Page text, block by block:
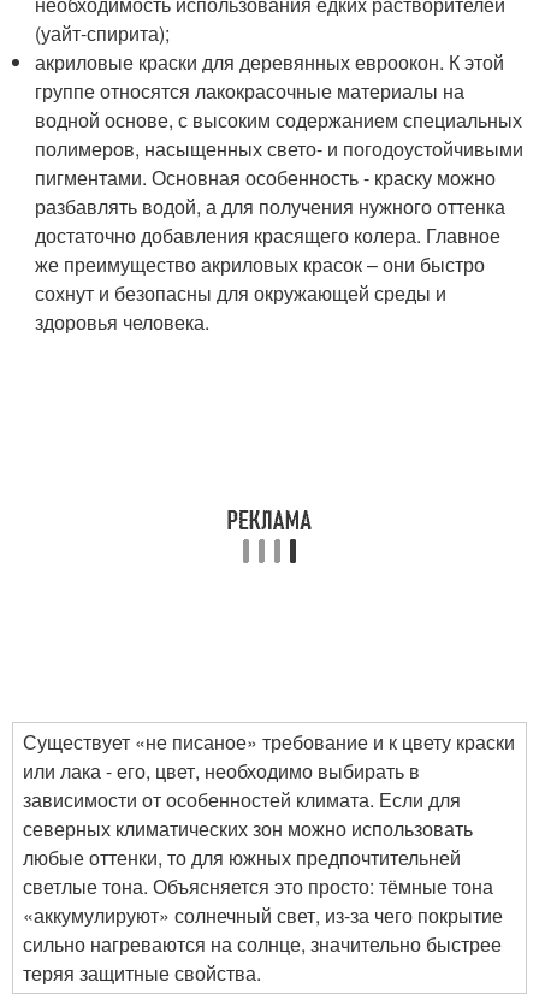
(уайт-спирита);
акриловые краски для деревянных евроокон. К этой
группе относятся лакокрасочные материалы на
водной основе, с высоким содержанием специальных
полимеров, насыщенных свето- и погодоустойчивыми
пигментами. Основная особенность - краску можно
разбавлять водой, а для получения нужного оттенка
достаточно добавления красящего колера. Главное
же преимущество акриловых красок – они быстро
сохнут и безопасны для окружающей среды и
здоровья человека.
Существует «не писаное» требование и к цвету краски
или лака - его, цвет, необходимо выбирать в
зависимости от особенностей климата. Если для
северных климатических зон можно использовать
любые оттенки, то для южных предпочтительней
светлые тона. Объясняется это просто: тёмные тона
«аккумулируют» солнечный свет, из-за чего покрытие
сильно нагреваются на солнце, значительно быстрее
теряя защитные свойства.